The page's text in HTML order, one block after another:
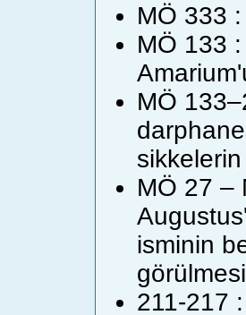
MÖ 333
MÖ 133
MÖ
MÖ 27 –
isminin
211-217